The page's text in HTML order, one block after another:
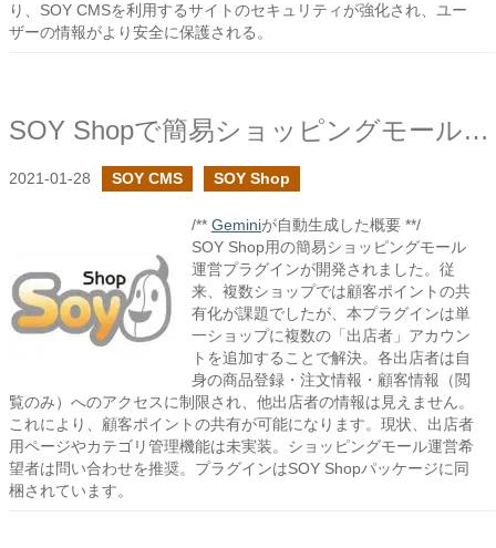
り、SOY CMSを利用するサイトのセキュリティが強化され、ユー
ザーの情報がより安全に保護される。
SOY Shopで簡易ショッピングモール運営プラグインを作成しました
2021-01-28 SOY CMS SOY Shop
/** Geminiが自動生成した概要 **/
SOY Shop用の簡易ショッピングモール
運営プラグインが開発されました。従
来、複数ショップでは顧客ポイントの共
有化が課題でしたが、本プラグインは単
一ショップに複数の「出店者」アカウン
トを追加することで解決。各出店者は自
身の商品登録・注文情報・顧客情報（閲
覧のみ）へのアクセスに制限され、他出店者の情報は見えません。
これにより、顧客ポイントの共有が可能になります。現状、出店者
用ページやカテゴリ管理機能は未実装。ショッピングモール運営希
望者は問い合わせを推奨。プラグインはSOY Shopパッケージに同
梱されています。